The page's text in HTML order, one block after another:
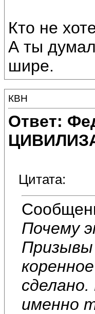
Кто не
А ты
шире.
КВН
Ответ:
Цитата:
Почему
Призывы
именно